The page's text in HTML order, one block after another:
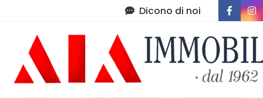
Dicono di noi
Immobili
Immobili In Vendita
Chi Siamo